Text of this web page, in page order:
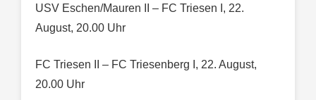
USV Eschen/Mauren II – FC Triesen I, 22.
August, 20.00 Uhr
FC Triesen II – FC Triesenberg I, 22. August,
20.00 Uhr